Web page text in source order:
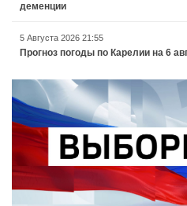
деменции
5 Августа 2026 21:55
Прогноз погоды по Карелии на 6